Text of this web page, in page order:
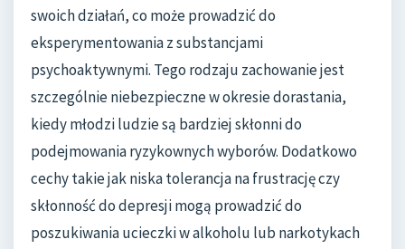
swoich działań, co może prowadzić do
eksperymentowania z substancjami
psychoaktywnymi. Tego rodzaju zachowanie jest
szczególnie niebezpieczne w okresie dorastania,
kiedy młodzi ludzie są bardziej skłonni do
podejmowania ryzykownych wyborów. Dodatkowo
cechy takie jak niska tolerancja na frustrację czy
skłonność do depresji mogą prowadzić do
poszukiwania ucieczki w alkoholu lub narkotykach